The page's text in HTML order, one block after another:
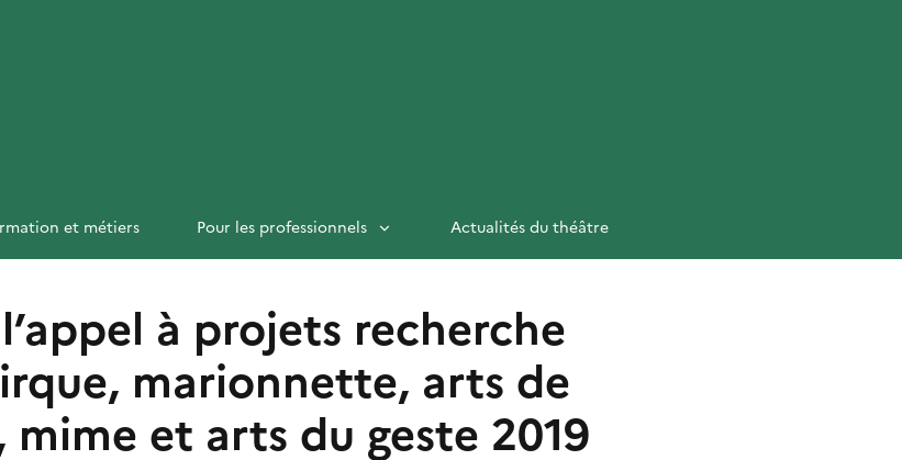
et métiers Pour les professionnels Actualités du théâtre
à projets recherche
marionnette, arts de
et arts du geste 2019